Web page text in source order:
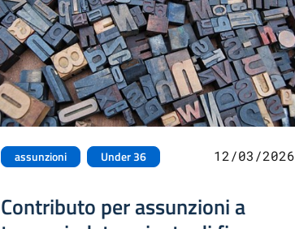
assunzioni Under 36 12/03/2026
Contributo per assunzioni a